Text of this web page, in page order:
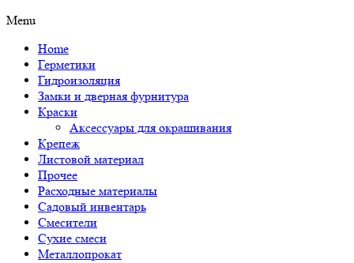
Menu
Home
Герметики
Гидроизоляция
Замки и дверная фурнитура
Краски
Аксессуары для окрашивания
Крепеж
Листовой материал
Прочее
Расходные материалы
Садовый инвентарь
Смесители
Сухие смеси
Металлопрокат